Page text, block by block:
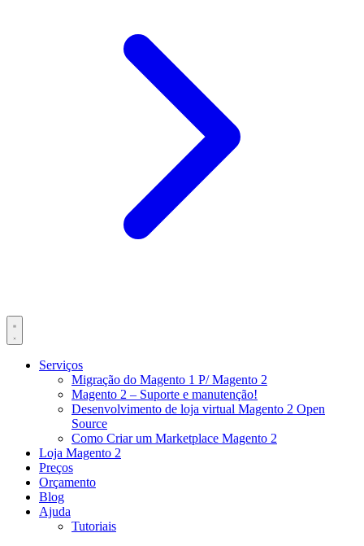
Serviços
Migração do Magento 1 P/ Magento 2
Magento 2 – Suporte e manutenção!
Desenvolvimento de loja virtual Magento 2 Open
Source
Como Criar um Marketplace Magento 2
Loja Magento 2
Preços
Orçamento
Blog
Ajuda
Tutoriais